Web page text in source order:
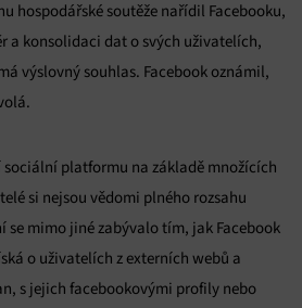
hospodářské soutěže nařídil Facebooku,
a konsolidaci dat o svých uživatelích,
výslovný souhlas. Facebook oznámil,
platformu na základě množících
si nejsou vědomi plného rozsahu
se mimo jiné zabývalo tím, jak Facebook
o uživatelích z externích webů a
s jejich facebookovými profily nebo